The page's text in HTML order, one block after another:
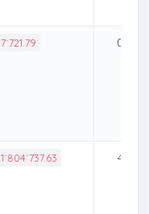
7˙721.79 0.02%
1˙804˙737.63 4.26%